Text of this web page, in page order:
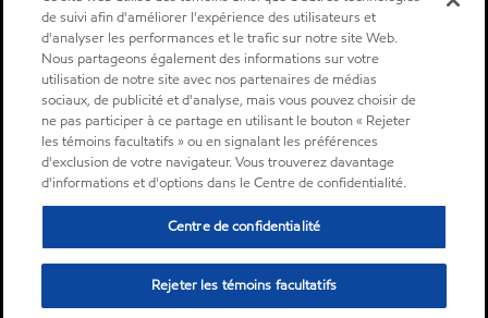
de suivi afin d'améliorer l'expérience des utilisateurs et
d'analyser les performances et le trafic sur notre site Web.
Nous partageons également des informations sur votre
utilisation de notre site avec nos partenaires de médias
sociaux, de publicité et d'analyse, mais vous pouvez choisir de
ne pas participer à ce partage en utilisant le bouton « Rejeter
les témoins facultatifs » ou en signalant les préférences
d'exclusion de votre navigateur. Vous trouverez davantage
d'informations et d'options dans le Centre de confidentialité.
Centre de confidentialité
Rejeter les témoins facultatifs